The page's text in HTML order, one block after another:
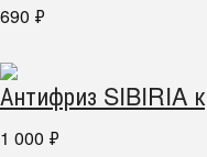
690 ₽
Антифриз SIBIRIA
1 000 ₽